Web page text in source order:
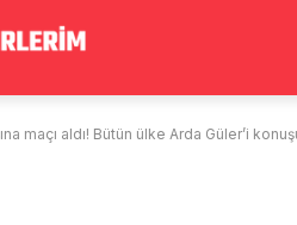
maçı aldı! Bütün ülke Arda Güler’i